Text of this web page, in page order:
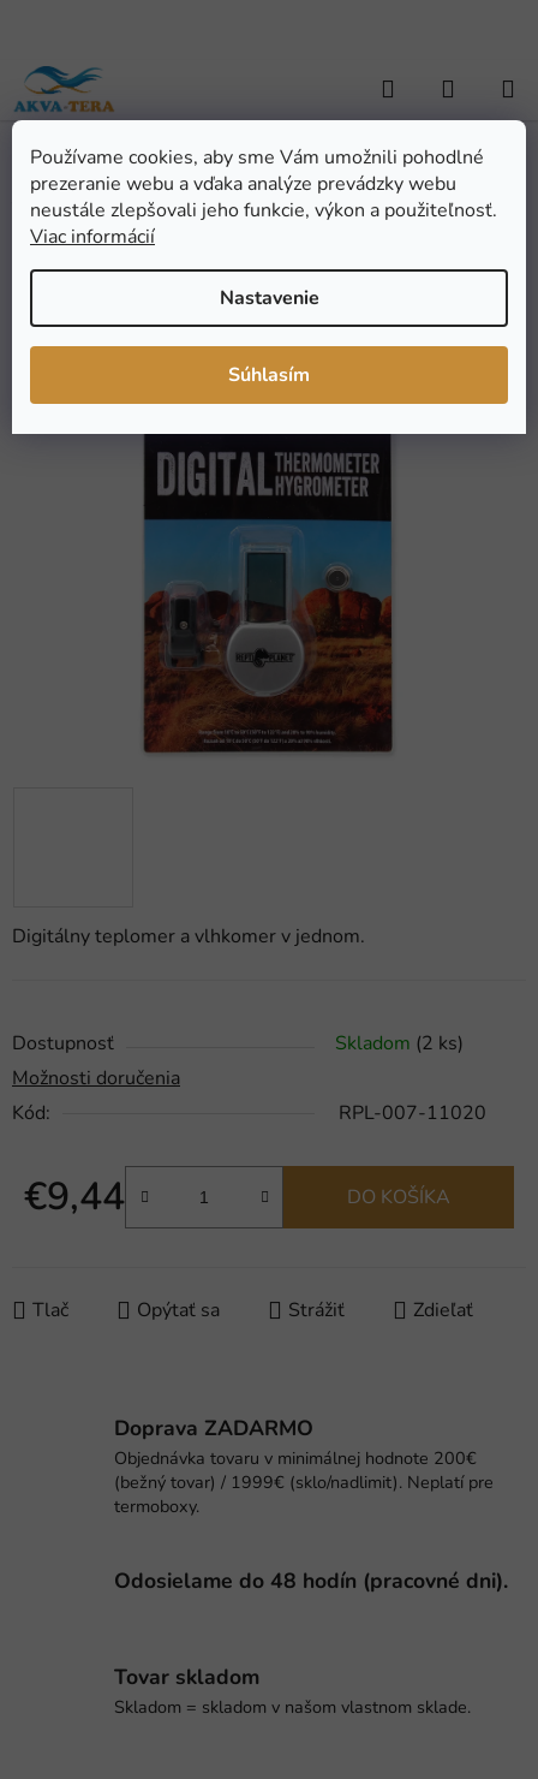
Používame cookies, aby sme Vám umožnili pohodlné
prezeranie webu a vďaka analýze prevádzky webu
neustále zlepšovali jeho funkcie, výkon a použiteľnosť.
Viac informácií
Nastavenie
Súhlasím
obsah
Hľadať
KOŠÍK
Domov / TERARISTIKA / Terárijné potreby / Teplomery a vlhkomery
Teplomer vlhkomer LCD REPTI PLANET
Digitálny teplomer a vlhkomer v jednom.
Dostupnosť Skladom (2 ks)
Možnosti doručenia
Kód:
RPL-007-11020
€9,44
Jednotková cena:
DO KOŠÍKA
Tlač Opýtať sa Strážiť Zdieľať
Teplomer vlhkomer LCD
REPTI PLANET
hodnotenie
0,0
Podrobnosti hodnotenia
Značka:Repti planet
Doprava ZADARMO
Objednávka tovaru v minimálnej hodnote 200€
(bežný tovar) / 1999€ (sklo/nadlimit). Neplatí pre
termoboxy.
Odosielame do 48 hodín (pracovné dni).
Tovar skladom
Skladom = skladom v našom vlastnom sklade.